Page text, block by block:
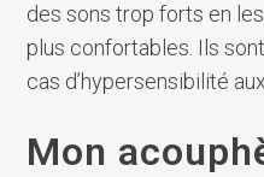
des sons trop forts en
plus confortables. Ils
cas d’hypersensibilité
Mon